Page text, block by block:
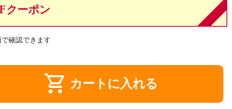
クーポン
確認できます
shopping_cart カートに入れる